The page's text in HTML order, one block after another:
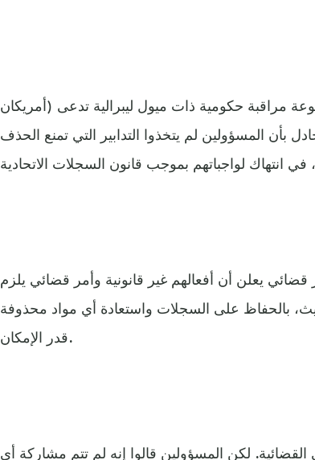
مراقبة حكومية ذات ميول ليبرالية تدعى (أمريكان
بأن المسؤولين لم يتخذوا التدابير التي تمنع الحذف
يعلن أن أفعالهم غير قانونية وأمر قضائي يلزم
بالحفاظ على السجلات واستعادة أي مواد محذوفة
قدر الإمكان.
القضائية. لكن المسؤولين قالوا إنه لم تتم مشاركة أي